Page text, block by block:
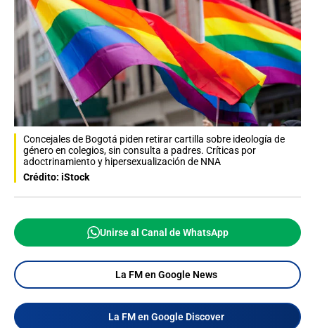
Concejales de Bogotá piden retirar cartilla sobre ideología de
género en colegios, sin consulta a padres. Críticas por
adoctrinamiento y hipersexualización de NNA
Crédito: iStock
Unirse al Canal de WhatsApp
La FM en Google News
La FM en Google Discover